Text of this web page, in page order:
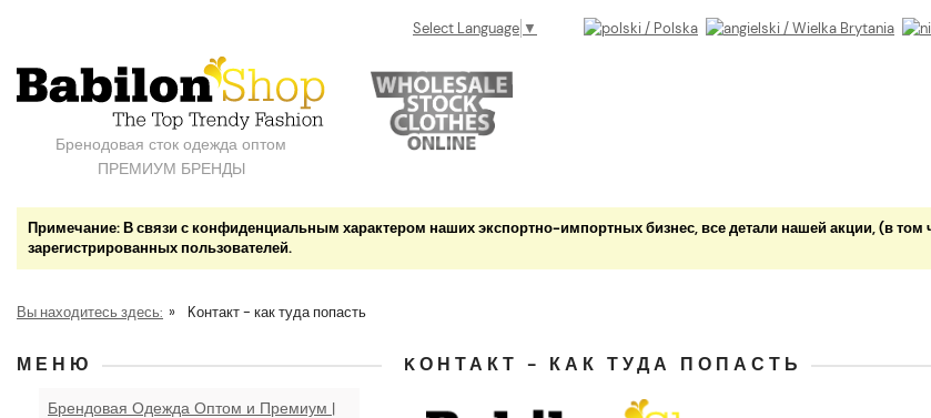
Select Language ▼
Бренодовая сток одежда оптом
ПРЕМИУМ БРЕНДЫ
Примечание: В связи с конфиденциальным характером наших экспортно-импортных бизнес, все детали нашей акции, (в
зарегистрированных пользователей.
Вы находитесь здесь: » Kонтакт - как туда попасть
МЕНЮ
Брендовая Одежда Оптом и Премиум |
KОНТАКТ - КАК ТУДА ПОПАСТЬ